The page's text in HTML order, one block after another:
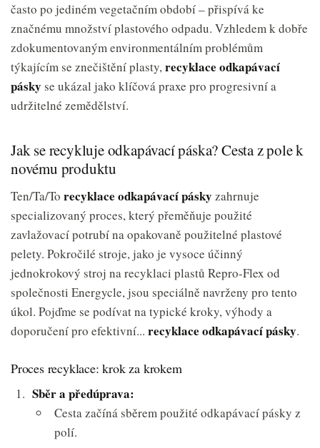
často po jediném vegetačním období – přispívá ke
značnému množství plastového odpadu. Vzhledem k dobře
zdokumentovaným environmentálním problémům
týkajícím se znečištění plasty,recyklace odkapávací
pásky se ukázal jako klíčová praxe pro progresivní a
udržitelné zemědělství.
Jak se recykluje odkapávací páska? Cesta z pole k
novému produktu
Ten/Ta/To recyklace odkapávací pásky zahrnuje
specializovaný proces, který přeměňuje použité
zavlažovací potrubí na opakovaně použitelné plastové
pelety. Pokročilé stroje, jako je vysoce účinný
jednokrokový stroj na recyklaci plastů Repro-Flex od
společnosti Energycle, jsou speciálně navrženy pro tento
úkol. Pojďme se podívat na typické kroky, výhody a
doporučení pro efektivní... recyklace odkapávací pásky.
Proces recyklace: krok za krokem
Sběr a předúprava:
Cesta začíná sběrem použité odkapávací pásky z
polí.